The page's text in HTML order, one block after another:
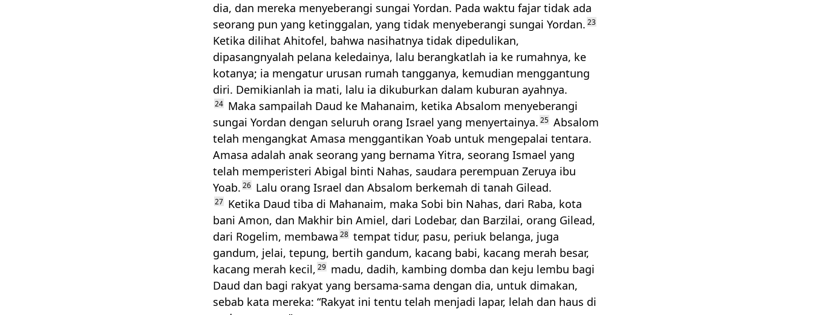
dia, dan mereka menyeberangi sungai Yordan. Pada waktu fajar tidak ada
seorang pun yang ketinggalan, yang tidak menyeberangi sungai Yordan. 23
Ketika dilihat Ahitofel, bahwa nasihatnya tidak dipedulikan,
dipasangnyalah pelana keledainya, lalu berangkatlah ia ke rumahnya, ke
kotanya; ia mengatur urusan rumah tangganya, kemudian menggantung
diri. Demikianlah ia mati, lalu ia dikuburkan dalam kuburan ayahnya.
24 Maka sampailah Daud ke Mahanaim, ketika Absalom menyeberangi
sungai Yordan dengan seluruh orang Israel yang menyertainya. 25 Absalom
telah mengangkat Amasa menggantikan Yoab untuk mengepalai tentara.
Amasa adalah anak seorang yang bernama Yitra, seorang Ismael yang
telah memperisteri Abigal binti Nahas, saudara perempuan Zeruya ibu
Yoab. 26 Lalu orang Israel dan Absalom berkemah di tanah Gilead.
27 Ketika Daud tiba di Mahanaim, maka Sobi bin Nahas, dari Raba, kota
bani Amon, dan Makhir bin Amiel, dari Lodebar, dan Barzilai, orang Gilead,
dari Rogelim, membawa 28 tempat tidur, pasu, periuk belanga, juga
gandum, jelai, tepung, bertih gandum, kacang babi, kacang merah besar,
kacang merah kecil, 29 madu, dadih, kambing domba dan keju lembu bagi
Daud dan bagi rakyat yang bersama-sama dengan dia, untuk dimakan,
sebab kata mereka: “Rakyat ini tentu telah menjadi lapar, lelah dan haus di